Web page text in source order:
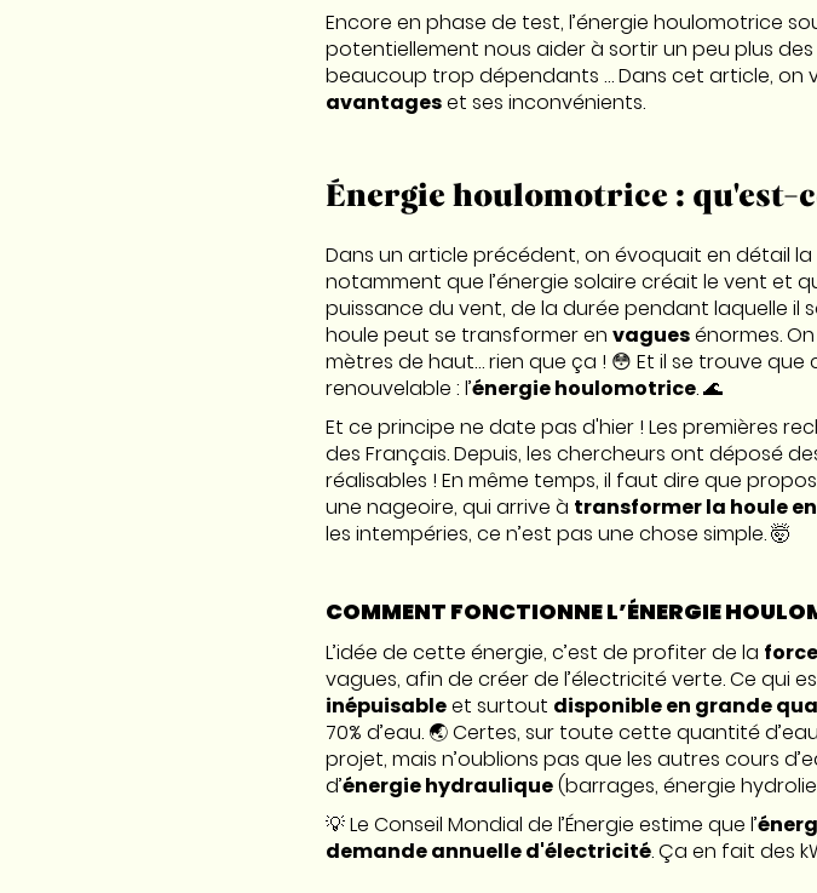
Encore en phase de test, l’énergie houlomotrice
potentiellement nous aider à sortir un peu plus des
beaucoup trop dépendants … Dans cet article, on
avantageset ses inconvénients.
Énergie houlomotrice : qu'est-
Dans un article précédent, on évoquait en détail la
notamment que l’énergie solaire créait le vent et
puissance du vent, de la durée pendant laquelle il
houle peut se transformer en vaguesénormes.
mètres de haut… rien que ça ! 😳 Et il se trouve que
renouvelable : l’énergie houlomotrice. 🌊
Et ce principe ne date pas d'hier ! Les premières
des Français. Depuis, les chercheurs ont déposé
réalisables ! En même temps, il faut dire que
une nageoire, qui arrive à transformer la houle
les intempéries, ce n’est pas une chose simple. 🤯
COMMENT FONCTIONNE L’ÉNERGIE
L’idée de cette énergie, c’est de profiter de la
vagues, afin de créer de l’électricité verte. Ce qui
inépuisableet surtout disponible en grande
70% d’eau. 🌏 Certes, sur toute cette quantité
projet, mais n’oublions pas que les autres cours
d’énergie hydraulique(barrages, énergie
💡 Le Conseil Mondial de l’Énergie estime que l’
demande annuelle d'électricité. Ça en fait des